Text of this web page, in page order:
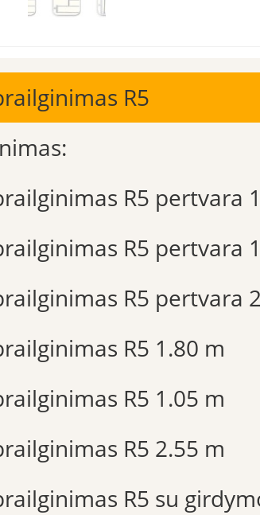
R5
R5 pertvara
R5 pertvara
R5 pertvara
R5 1.80 m
R5 1.05 m
R5 2.55 m
R5 su